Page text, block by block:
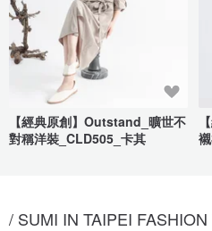
【經典原創】Outstand_曠世不
對稱洋裝_CLD505_卡其
/ SUMI IN TAIPEI